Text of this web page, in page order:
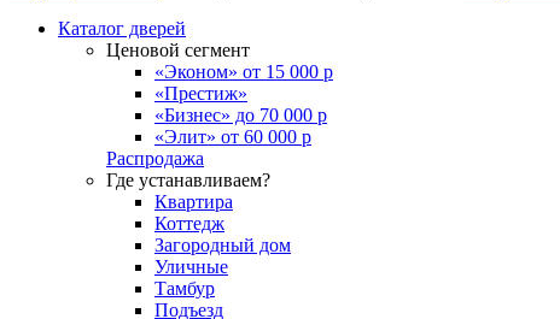
Каталог дверей
Ценовой сегмент
«Эконом» от 15 000 р
«Престиж»
«Бизнес» до 70 000 р
«Элит» от 60 000 р
Распродажа
Где устанавливаем?
Квартира
Коттедж
Загородный дом
Уличные
Тамбур
Подъезд